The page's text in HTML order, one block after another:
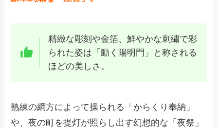
精緻な彫刻や金箔、鮮やかな刺繍で彩
られた姿は「動く陽明門」と称される
ほどの美しさ。
熟練の綱方によって操られる「からくり奉納」
や、夜の町を提灯が照らし出す幻想的な「夜祭」